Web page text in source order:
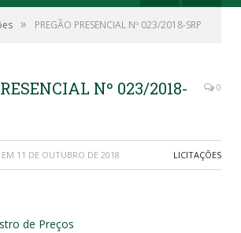
» PREGÃO PRESENCIAL Nº 023/2018-SRP
Nº 023/2018-
0
EM 11 DE OUTUBRO DE 2018 LICITAÇÕES
de Preços